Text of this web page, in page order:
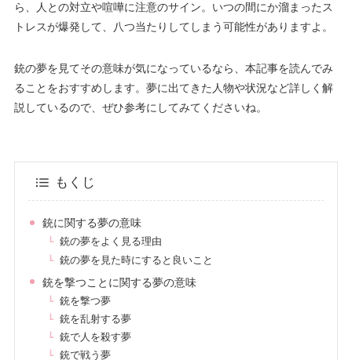
ら、人との対立や喧嘩に注意のサイン。いつの間にか溜まったス
トレスが爆発して、八つ当たりしてしまう可能性がありますよ。
銃の夢を見てその意味が気になっているなら、本記事を読んでみ
ることをおすすめします。夢に出てきた人物や状況など詳しく解
説しているので、ぜひ参考にしてみてくださいね。
もくじ
銃に関する夢の意味
銃の夢をよく見る理由
銃の夢を見た時にすると良いこと
銃を撃つことに関する夢の意味
銃を撃つ夢
銃を乱射する夢
銃で人を殺す夢
銃で戦う夢